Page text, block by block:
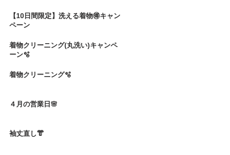
【10日間限定】洗える着物🉐キャン
ペーン
着物クリーニング(丸洗い)キャンペ
ーン🫧
着物クリーニング🫧
４月の営業日🌸
袖丈直し👘